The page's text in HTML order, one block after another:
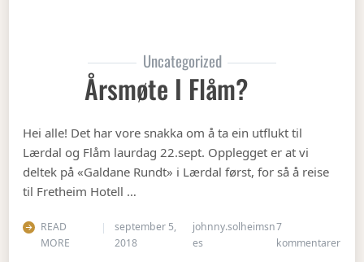
Uncategorized
Årsmøte I Flåm?
Hei alle! Det har vore snakka om å ta ein utflukt til
Lærdal og Flåm laurdag 22.sept. Opplegget er at vi
deltek på «Galdane Rundt» i Lærdal først, for så å reise
til Fretheim Hotell …
READ
MORE
september 5,
2018
johnny.solheimsn
es
7
kommentarertil